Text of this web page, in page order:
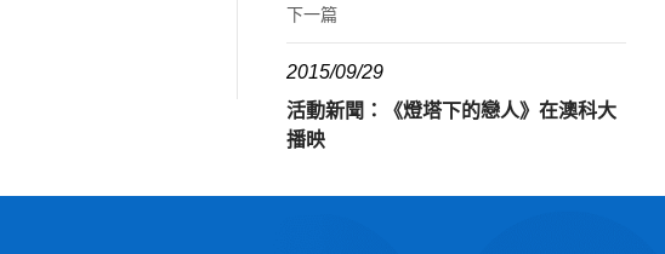
下一篇
2015/09/29
活動新聞：《燈塔下的戀人》在澳科大
播映